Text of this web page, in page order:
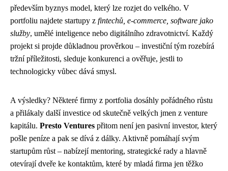
především byznys model, který lze rozjet do velkého. V
portfoliu najdete startupy z fintechů, e-commerce, software jako
služby, umělé inteligence nebo digitálního zdravotnictví. Každý
projekt si projde důkladnou prověrkou – investiční tým rozebírá
tržní příležitosti, sleduje konkurenci a ověřuje, jestli to
technologicky vůbec dává smysl.
A výsledky? Některé firmy z portfolia dosáhly pořádného růstu
a přilákaly další investice od skutečně velkých jmen z venture
kapitálu. Presto Ventures přitom není jen pasivní investor, který
pošle peníze a pak se dívá z dálky. Aktivně pomáhají svým
startupům růst – nabízejí mentoring, strategické rady a hlavně
otevírají dveře ke kontaktům, které by mladá firma jen těžko